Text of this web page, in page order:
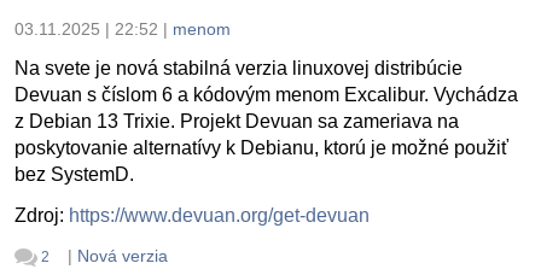
03.11.2025 | 22:52 | menom
Na svete je nová stabilná verzia linuxovej distribúcie
Devuan s číslom 6 a kódovým menom Excalibur. Vychádza
z Debian 13 Trixie. Projekt Devuan sa zameriava na
poskytovanie alternatívy k Debianu, ktorú je možné použiť
bez SystemD.
Zdroj: https://www.devuan.org/get-devuan
2 | Nová verzia